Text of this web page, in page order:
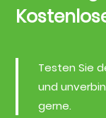
Testen Sie
und
gerne.